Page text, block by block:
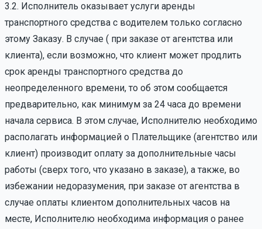
3.2. Исполнитель оказывает услуги аренды
транспортного средства с водителем только согласно
этому Заказу. В случае ( при заказе от агентства или
клиента), если возможно, что клиент может продлить
срок аренды транспортного средства до
неопределенного времени, то об этом сообщается
предварительно, как минимум за 24 часа до времени
начала сервиса. В этом случае, Исполнителю необходимо
располагать информацией о Плательщике (агентство или
клиент) производит оплату за дополнительные часы
работы (сверх того, что указано в заказе), а также, во
избежании недоразумения, при заказе от агентства в
случае оплаты клиентом дополнительных часов на
месте, Исполнителю необходима информация о ранее